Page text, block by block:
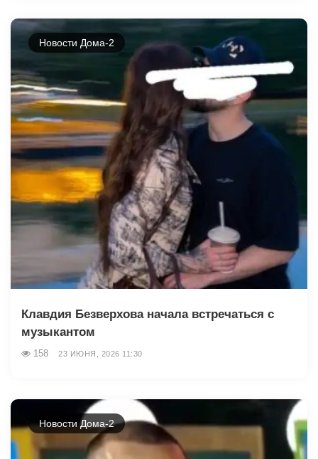
Новости Дома-2
Клавдия Безверхова начала встречаться с
музыкантом
158 23 ИЮНЯ, 2026 11:30
Новости Дома-2